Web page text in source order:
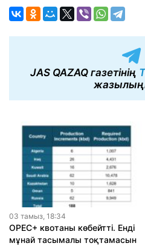
JAS QAZAQ газетінің
03 тамыз, 18:34
OPEC+ квотаны көбейтті. Енді
мұнай тасымалы тоқтамасын